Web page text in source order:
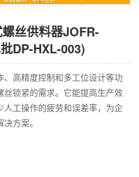
丝供料器JOFR-
DP-HXL-003)
高精度控制和多工位设计等功
锁紧的需求。它能提高生产效
工操作的疲劳和误差率，为企
方案。